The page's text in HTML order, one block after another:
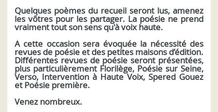
Quelques poèmes du recueil seront lus, amenez
les vôtres pour les partager. La poésie ne prend
vraiment tout son sens qu'à voix haute.
A cette occasion sera évoquée la nécessité des
revues de poésie et des petites maisons d’édition.
Différentes revues de poésie seront présentées,
plus particulièrement Florilège, Poésie sur Seine,
Verso, Intervention à Haute Voix, Spered Gouez
et Poésie première.
Venez nombreux.